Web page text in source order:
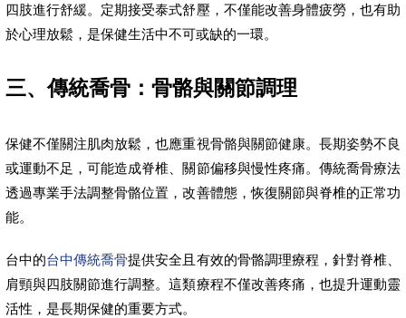
四肢進行舒緩。定期接受泰式舒壓，不僅能改善身體疲勞，也有助
於心理放鬆，是保健生活中不可或缺的一環。
三、傳統喬骨：骨骼與關節調理
保健不僅關注肌肉放鬆，也應重視骨骼與關節健康。長期姿勢不良
或運動不足，可能造成脊椎、關節偏移與慢性疼痛。傳統喬骨療法
透過專業手法調整骨骼位置，改善體態，恢復關節與脊椎的正常功
能。
台中的台中傳統喬骨提供安全且有效的骨骼調理療程，針對脊椎、
肩頸與四肢關節進行調整。這類療程不僅改善疼痛，也提升運動靈
活性，是長期保健的重要方式。